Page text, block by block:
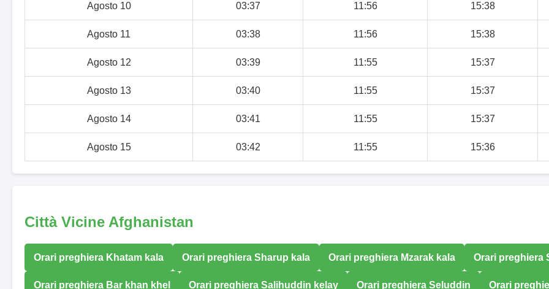
Agosto 10 03:37 11:56 15:38
Agosto 11 03:38 11:56 15:38
Agosto 12 03:39 11:55 15:37
Agosto 13 03:40 11:55 15:37
Agosto 14 03:41 11:55 15:37
Agosto 15 03:42 11:55 15:36
Città Vicine Afghanistan
Orari preghiera Khatam kala Orari preghiera Sharup kala Orari preghiera Mzarak kala Orari preghiera
Orari preghiera Bar khan khel Orari preghiera Salihuddin kelay Orari preghiera Seluddin Orari